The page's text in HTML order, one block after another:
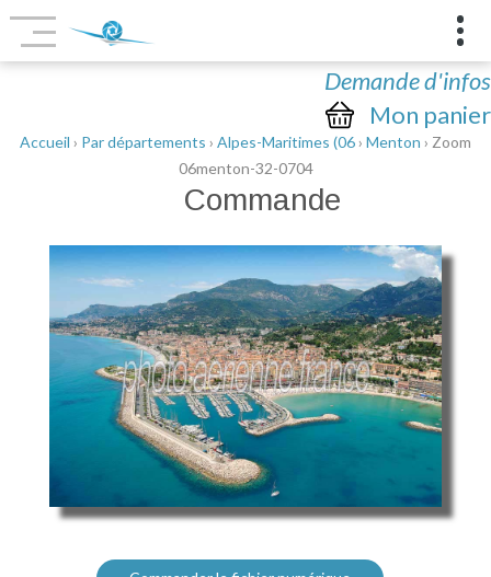
Demande d'infos
Mon panier
Accueil › Par départements › Alpes-Maritimes (06› Menton › Zoom
06menton-32-0704
Commande